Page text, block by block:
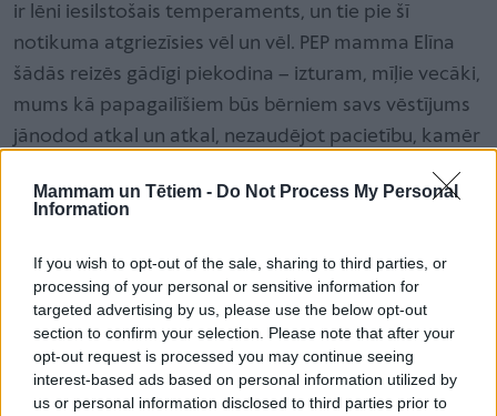
Mammam un Tētiem - Do Not Process My Personal
Information
If you wish to opt-out of the sale, sharing to third parties, or
processing of your personal or sensitive information for
targeted advertising by us, please use the below opt-out
section to confirm your selection. Please note that after your
opt-out request is processed you may continue seeing
interest-based ads based on personal information utilized by
us or personal information disclosed to third parties prior to
ir lēni iesilstošais temperaments, un tie pie šī
notikuma atgriezīsies vēl un vēl. PEP mamma Elīna
šādās reizēs gādīgi piekodina – izturam, mīļie vecāki,
mums kā papagailīšiem būs bērniem savs vēstījums
jānodod atkal un atkal, nezaudējot pacietību, kamēr
bērnam vecāka nodotā ziņa beidzot iesēdīsies prātā.
Turpinam būt empātiski, vēlreiz un vēlreiz izrādam
atgriezties pie viena un tā paša notikuma, to
izdzīvojot tikpat patiesi kā pirmoreiz.
Lai nezaudētu pacietību, vērts sev atgādināt
vecumveco mierinājumu – “arī tas pāries,” jo